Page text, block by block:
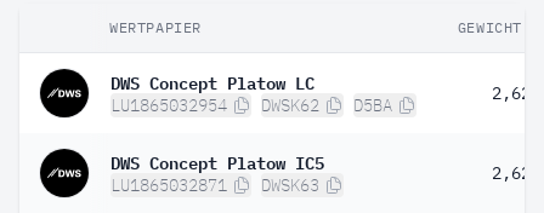
WERTPAPIER GEWICHT
DWS Concept Platow LC
LU1865032954 DWSK62 D5BA
2,62
DWS Concept Platow IC5
LU1865032871 DWSK63
2,62